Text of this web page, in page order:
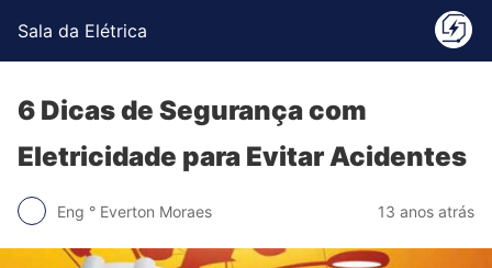
Sala da Elétrica
6 Dicas de Segurança com
Eletricidade para Evitar Acidentes
Eng ° Everton Moraes 13 anos atrás